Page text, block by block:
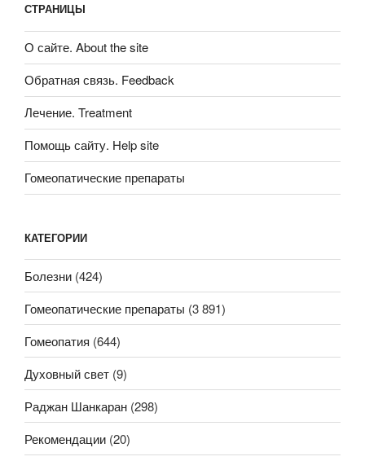
СТРАНИЦЫ
О сайте. About the site
Обратная связь. Feedback
Лечение. Treatment
Помощь сайту. Help site
Гомеопатические препараты
КАТЕГОРИИ
Болезни (424)
Гомеопатические препараты (3 891)
Гомеопатия (644)
Духовный свет (9)
Раджан Шанкаран (298)
Рекомендации (20)